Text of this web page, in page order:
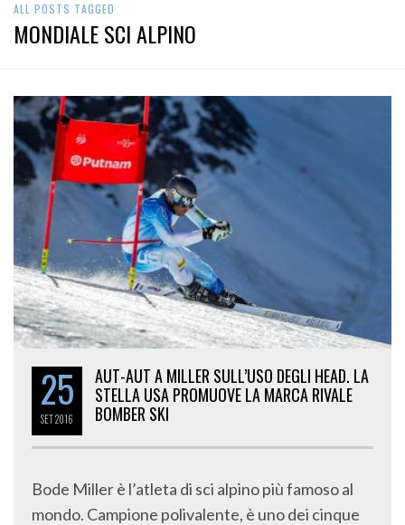
ALL POSTS TAGGED
MONDIALE SCI ALPINO
25
SET2016
AUT-AUT A MILLER SULL’USO DEGLI HEAD. LA
STELLA USA PROMUOVE LA MARCA RIVALE
BOMBER SKI
Bode Miller è l’atleta di sci alpino più famoso al
mondo. Campione polivalente, è uno dei cinque